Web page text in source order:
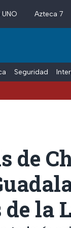
Azteca 7
Seguridad
de
la